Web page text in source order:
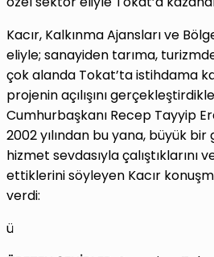
Kacır, Kalkınma Ajansları ve
eliyle; sanayiden tarıma,
çok alanda Tokat’ta istihdama
projenin açılışını
Cumhurbaşkanı Recep Tayyip
2002 yılından bu yana, büyük
hizmet sevdasıyla çalıştıklarını
ettiklerini söyleyen Kacır
verdi:
ü